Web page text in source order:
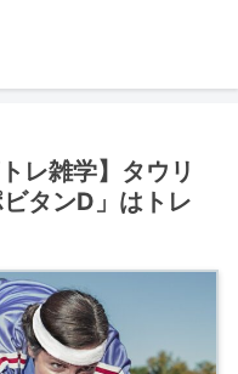
レ雑学】タウリ
タンD」はトレ